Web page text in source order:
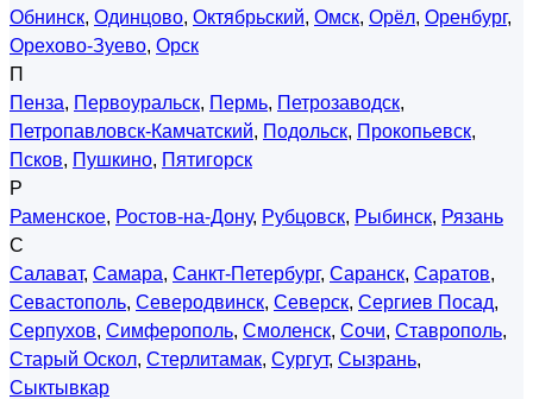
Обнинск, Одинцово, Октябрьский, Омск, Орёл, Оренбург,
Орехово-Зуево, Орск
П
Пенза, Первоуральск, Пермь, Петрозаводск,
Петропавловск-Камчатский, Подольск, Прокопьевск,
Псков, Пушкино, Пятигорск
Р
Раменское, Ростов-на-Дону, Рубцовск, Рыбинск, Рязань
С
Салават, Самара, Санкт-Петербург, Саранск, Саратов,
Севастополь, Северодвинск, Северск, Сергиев Посад,
Серпухов, Симферополь, Смоленск, Сочи, Ставрополь,
Старый Оскол, Стерлитамак, Сургут, Сызрань,
Сыктывкар